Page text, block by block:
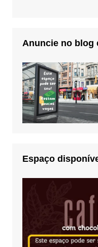
Anuncie no blog
Espaço